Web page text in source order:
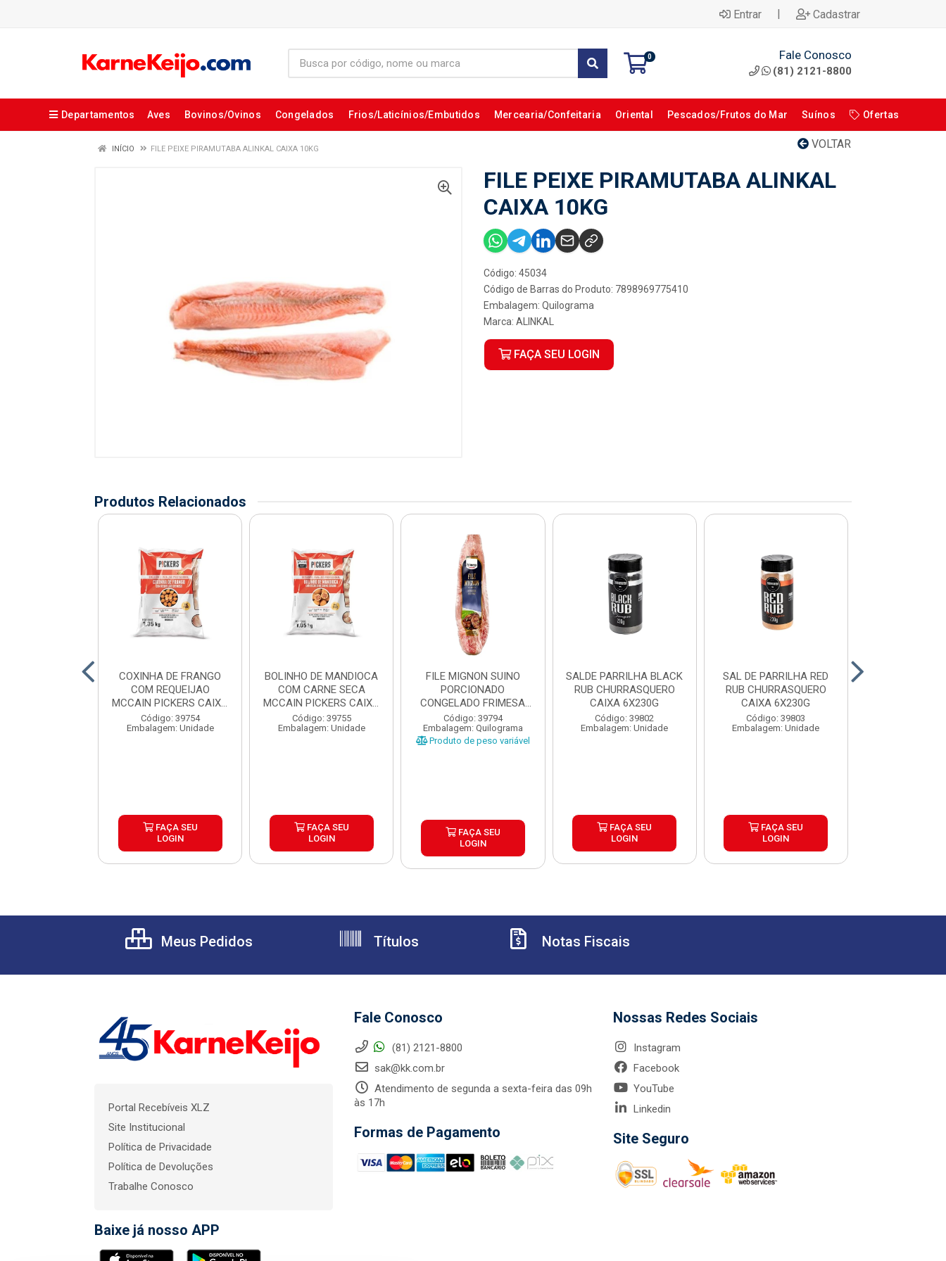
Entrar | Cadastrar
0 Fale Conosco
(81) 2121-8800
Departamentos Aves Bovinos/Ovinos Congelados Frios/Laticínios/Embutidos Mercearia/Confeitaria Oriental Pescados/Frutos do Mar Suínos Ofertas
VOLTAR
INÍCIO FILE PEIXE PIRAMUTABA ALINKAL CAIXA 10KG
FILE PEIXE PIRAMUTABA ALINKAL
CAIXA 10KG
Código: 45034
Código de Barras do Produto: 7898969775410
Embalagem: Quilograma
Marca: ALINKAL
FAÇA SEU LOGIN
Produtos Relacionados
COXINHA DE FRANGO
COM REQUEIJAO
MCCAIN PICKERS CAIXA
6X1,05K...
Código: 39754
Embalagem: Unidade
FAÇA SEU
LOGIN
BOLINHO DE MANDIOCA
COM CARNE SECA
MCCAIN PICKERS CAIXA
6X1,...
Código: 39755
Embalagem: Unidade
FAÇA SEU
LOGIN
FILE MIGNON SUINO
PORCIONADO
CONGELADO FRIMESA
CAIXA ±15KG
Código: 39794
Embalagem: Quilograma
Produto de peso variável
FAÇA SEU
LOGIN
SALDE PARRILHA BLACK
RUB CHURRASQUERO
CAIXA 6X230G
Código: 39802
Embalagem: Unidade
FAÇA SEU
LOGIN
SAL DE PARRILHA RED
RUB CHURRASQUERO
CAIXA 6X230G
Código: 39803
Embalagem: Unidade
FAÇA SEU
LOGIN
Meus Pedidos Títulos Notas Fiscais
Portal Recebíveis XLZ
Site Institucional
Política de Privacidade
Política de Devoluções
Trabalhe Conosco
Baixe já nosso APP
Fale Conosco
(81) 2121-8800
sak@kk.com.br
Atendimento de segunda a sexta-feira das 09h
às 17h
Formas de Pagamento
Nossas Redes Sociais
Instagram
Facebook
YouTube
Linkedin
Site Seguro